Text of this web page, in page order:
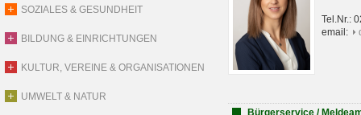
SOZIALES & GESUNDHEIT
BILDUNG & EINRICHTUNGEN
KULTUR, VEREINE & ORGANISATIONEN
UMWELT & NATUR
Tel.Nr.:
email:
Bürgerservice /